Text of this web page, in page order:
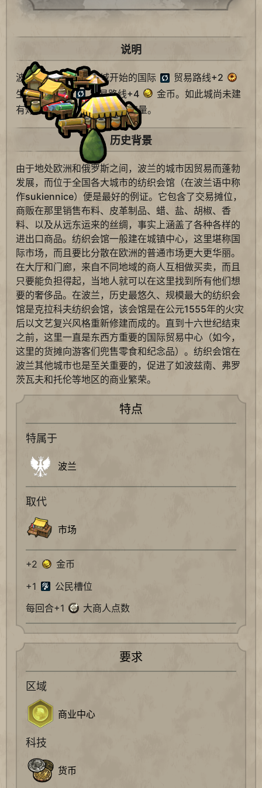
说明
波兰特色建筑。从此城开始的国际
贸易路线+2
生产力；国内
贸易路线+4
金币。如此城尚未建
有灯塔，则+1
贸易路线容量。
历史背景
由于地处欧洲和俄罗斯之间，波兰的城市因贸易而蓬勃
发展，而位于全国各大城市的纺织会馆（在波兰语中称
作sukiennice）便是最好的例证。它包含了交易摊位，
商贩在那里销售布料、皮革制品、蜡、盐、胡椒、香
料、以及从远东运来的丝绸，事实上涵盖了各种各样的
进出口商品。纺织会馆一般建在城镇中心，这里堪称国
际市场，而且要比分散在欧洲的普通市场更大更华丽。
在大厅和门廊，来自不同地域的商人互相做买卖，而且
只要能负担得起，当地人就可以在这里找到所有他们想
要的奢侈品。在波兰，历史最悠久、规模最大的纺织会
馆是克拉科夫纺织会馆，该会馆是在公元1555年的火灾
后以文艺复兴风格重新修建而成的。直到十六世纪结束
之前，这里一直是东西方重要的国际贸易中心（如今，
这里的货摊向游客们兜售零食和纪念品）。纺织会馆在
波兰其他城市也是至关重要的，促进了如波兹南、弗罗
茨瓦夫和托伦等地区的商业繁荣。
特点
特属于
波兰
取代
市场
+2
金币
+1
公民槽位
每回合+1
大商人点数
要求
区域
商业中心
科技
货币